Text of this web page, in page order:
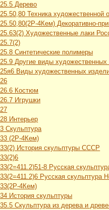
Дерево
Техника художественной
4Кем) Декоративно-
Художественные лаки
Синтетические полимеры
Другие виды
Виды художественных
Костюм
Игрушки
Интерьер
Скульптура
(2Р-4Кем)
История скульптуры СССР
8 Русская
Русская скульптура
4Кем)
История скульптуры
Скульптура из дерева и